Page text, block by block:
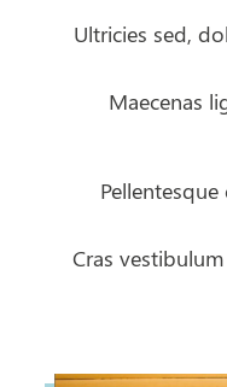
Ultricies sed,
Maecenas
Cras